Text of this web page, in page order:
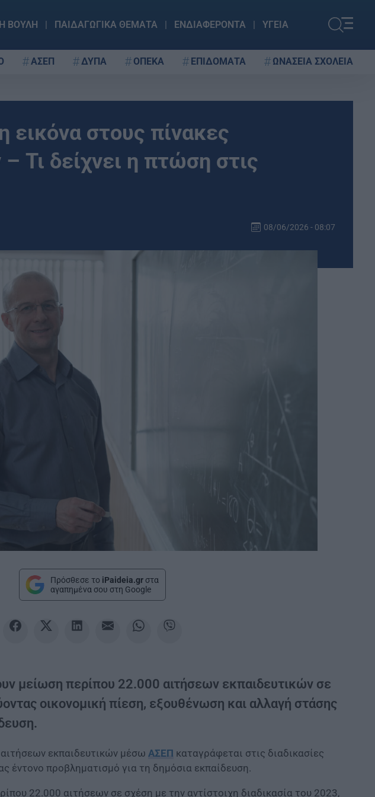
ΒΟΥΛΗ ΠΑΙΔΑΓΩΓΙΚΑ ΘΕΜΑΤΑ ΕΝΔΙΑΦΕΡΟΝΤΑ ΥΓΕΙΑ
ΑΣΕΠ ΔΥΠΑ ΟΠΕΚΑ ΕΠΙΔΟΜΑΤΑ ΩΝΑΣΕΙΑ ΣΧΟΛΕΙΑ
εικόνα στους πίνακες
Τι δείχνει η πτώση στις
08/06/2026 - 08:07
Πρόσθεσε το iPaideia.gr στα
αγαπημένα σου στη Google
μείωση περίπου 22.000 αιτήσεων εκπαιδευτικών σε
οικονομική πίεση, εξουθένωση και αλλαγή στάσης
εκπαιδευτικών μέσω ΑΣΕΠ καταγράφεται στις διαδικασίες
έντονο προβληματισμό για τη δημόσια εκπαίδευση.
22.000 αιτήσεων σε σχέση με την αντίστοιχη διαδικασία του 2023,